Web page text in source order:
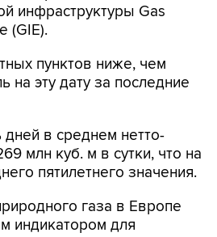
инфраструктуры Gas
(GIE).
пунктов ниже, чем
на эту дату за последние
в среднем нетто-
млн куб. м в сутки, что на
пятилетнего значения.
газа в Европе
индикатором для